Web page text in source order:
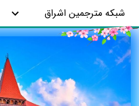
شبکه مترجمین اشراق